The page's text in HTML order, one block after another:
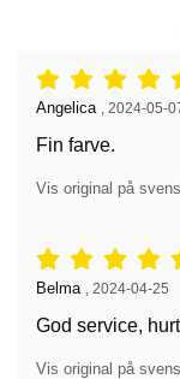
Anmeldelser: 5
Anmeldelser af:
Angelica 2024-05-
Fin farve.
Vis original på
Anmeldelser: 5
Anmeldelser af:
Belma 2024-04-25
God service,
Vis original på